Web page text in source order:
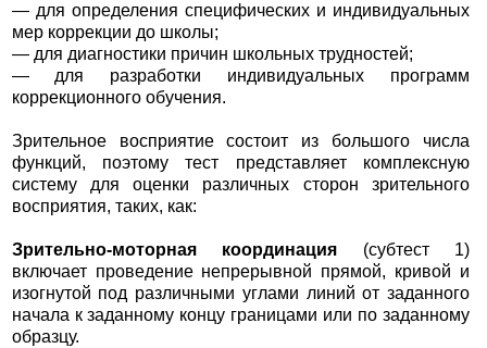
— для определения специфических и индивидуальных
мер коррекции до школы;
— для диагностики причин школьных трудностей;
— для разработки индивидуальных программ
коррекционного обучения.
Зрительное восприятие состоит из большого числа
функций, поэтому тест представляет комплексную
систему для оценки различных сторон зрительного
восприятия, таких, как:
Зрительно-моторная координация (субтест 1)
включает проведение непрерывной прямой, кривой и
изогнутой под различными углами линий от заданного
начала к заданному концу границами или по заданному
образцу.